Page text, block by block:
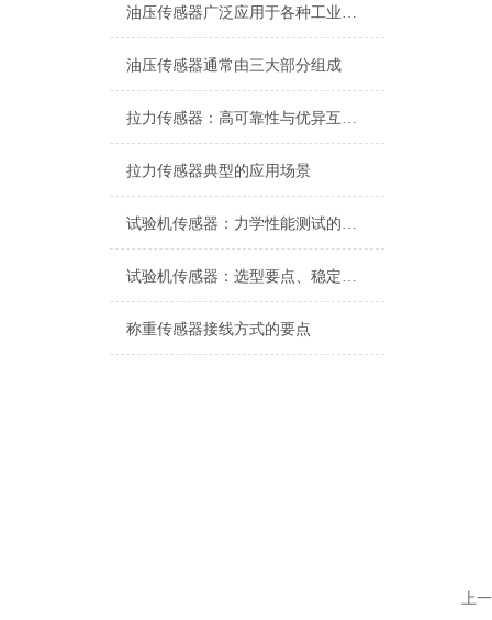
油压传感器广泛应用于各种工业自控环境
油压传感器通常由三大部分组成
拉力传感器：高可靠性与优异互换性的技术解析
拉力传感器典型的应用场景
试验机传感器：力学性能测试的核心组件解析
试验机传感器：选型要点、稳定性及分类详解
称重传感器接线方式的要点
上